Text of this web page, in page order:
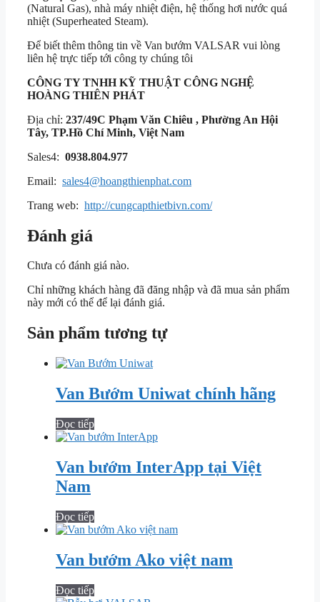
(Natural Gas), nhà máy nhiệt điện, hệ thống hơi nước quá
nhiệt (Superheated Steam).
Để biết thêm thông tin về Van bướm VALSAR vui lòng
liên hệ trực tiếp tới công ty chúng tôi
CÔNG TY TNHH KỸ THUẬT CÔNG NGHỆ
HOÀNG THIÊN PHÁT
Địa chỉ: 237/49C Phạm Văn Chiêu , Phường An Hội
Tây, TP.Hồ Chí Minh, Việt Nam
Sales4: 0938.804.977
Email: sales4@hoangthienphat.com
Trang web: http://cungcapthietbivn.com/
Đánh giá
Chưa có đánh giá nào.
Chỉ những khách hàng đã đăng nhập và đã mua sản phẩm
này mới có thể để lại đánh giá.
Sản phẩm tương tự
Van Bướm Uniwat chính hãng
Đọc tiếp
Van bướm InterApp tại Việt
Nam
Đọc tiếp
Van bướm Ako việt nam
Đọc tiếp